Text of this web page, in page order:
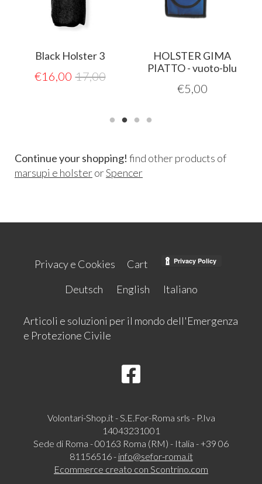
Black Holster 3
€16,00 17,00
HOLSTER GIMA
PIATTO - vuoto-blu
€5,00
Continue your shopping! find other products of
marsupi e holsterorSpencer
Privacy e Cookies
Cart
Deutsch
English Italiano
Articoli e soluzioni per il mondo dell'Emergenza
e Protezione Civile
Volontari-Shop.it - S.E.For-Roma srls - P.Iva
14043231001
Sede di Roma - 00163 Roma (RM) - Italia - +39 06
81156516 - info@sefor-roma.it
Ecommerce creato con Scontrino.com